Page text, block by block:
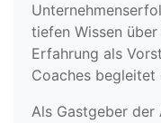
tiefen Wissen
Erfahrung als
Coaches begleitet
Als Gastgeber der